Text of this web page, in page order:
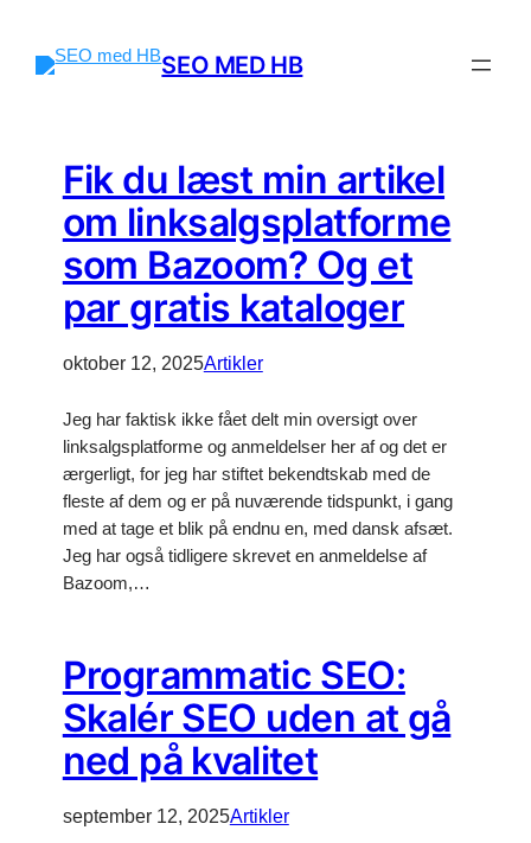
SEO MED HB
Fik du læst min artikel
om linksalgsplatforme
som Bazoom? Og et
par gratis kataloger
oktober 12, 2025Artikler
Jeg har faktisk ikke fået delt min oversigt over
linksalgsplatforme og anmeldelser her af og det er
ærgerligt, for jeg har stiftet bekendtskab med de
fleste af dem og er på nuværende tidspunkt, i gang
med at tage et blik på endnu en, med dansk afsæt.
Jeg har også tidligere skrevet en anmeldelse af
Bazoom,…
Programmatic SEO:
Skalér SEO uden at gå
ned på kvalitet
september 12, 2025Artikler